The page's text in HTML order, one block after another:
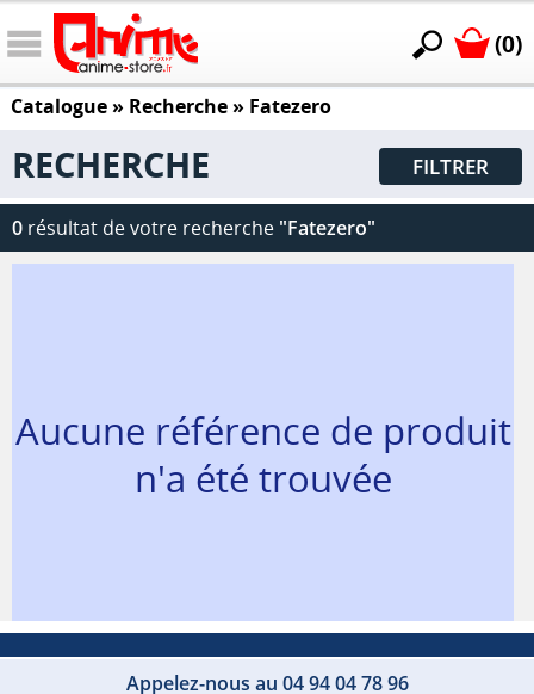
(0)
Catalogue» Recherche » Fatezero
RECHERCHE FILTRER
0 résultat de votre recherche "Fatezero"
Aucune référence de produit
n'a été trouvée
Appelez-nous au 04 94 04 78 96